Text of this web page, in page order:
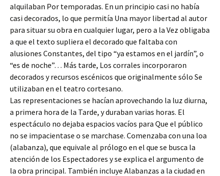
alquilaban Por temporadas. En un principio casi no había
casi decorados, lo que permitía Una mayor libertad al autor
para situar su obra en cualquier lugar, pero a la Vez obligaba
a que el texto supliera el decorado que faltaba con
alusiones Constantes, del tipo “ya estamos en el jardín”, o
“es de noche”… Más tarde, Los corrales incorporaron
decorados y recursos escénicos que originalmente sólo Se
utilizaban en el teatro cortesano.
Las representaciones se hacían aprovechando la luz diurna,
a primera hora de la Tarde, y duraban varias horas. El
espectáculo no dejaba espacios vacíos para Que el público
no se impacientase o se marchase. Comenzaba con una loa
(alabanza), que equivale al prólogo en el que se busca la
atención de los Espectadores y se explica el argumento de
la obra principal. También incluye Alabanzas a la ciudad en